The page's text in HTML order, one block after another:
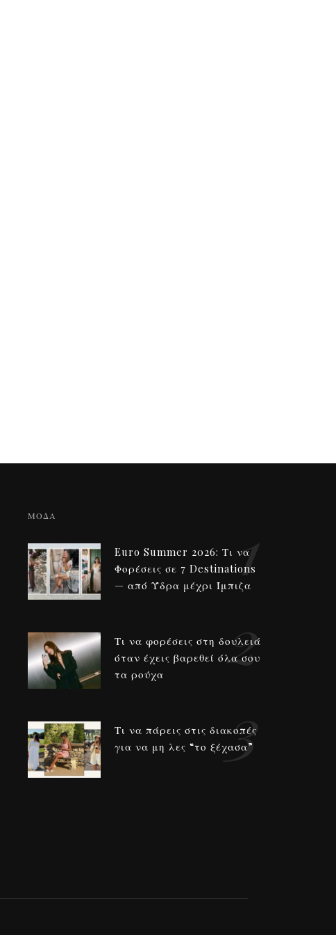
ΜΟΔΑ
Euro Summer 2026: Τι να
Φορέσεις σε 7 Destinations
— από Ύδρα μέχρι Ίμπιζα
1
Τι να φορέσεις στη δουλειά
όταν έχεις βαρεθεί όλα σου
τα ρούχα
2
Τι να πάρεις στις διακοπές
για να μη λες “το ξέχασα”
3